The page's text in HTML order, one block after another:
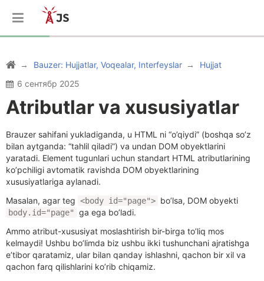
Bauzer: Hujjatlar, Voqealar, Interfeyslar
Hujjat
6 сентябр 2025
Atributlar va xususiyatlar
Brauzer sahifani yukladiganda, u HTML ni “o’qiydi” (boshqa so’z
bilan aytganda: “tahlil qiladi”) va undan DOM obyektlarini
yaratadi. Element tugunlari uchun standart HTML atributlarining
ko’pchiligi avtomatik ravishda DOM obyektlarining
xususiyatlariga aylanadi.
Masalan, agar teg <body id="page"> bo’lsa, DOM obyekti
body.id="page"
ga ega bo’ladi.
Ammo atribut-xususiyat moslashtirish bir-birga to’liq mos
kelmaydi! Ushbu bo’limda biz ushbu ikki tushunchani ajratishga
e’tibor qaratamiz, ular bilan qanday ishlashni, qachon bir xil va
qachon farq qilishlarini ko’rib chiqamiz.